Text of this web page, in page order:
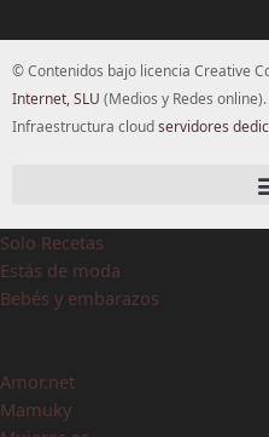
© Contenidos bajo licencia Creative
Internet, SLU (Medios y Redes
Infraestructura cloudservidores
Solo Recetas
Estás de moda
Bebés y embarazos
Amor.net
Mamuky